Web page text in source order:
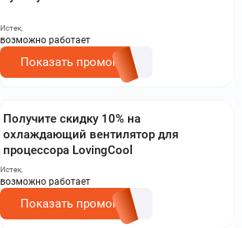
Истек,
возможно работает
Показать промокод
Получите скидку 10% на
охлаждающий вентилятор для
процессора LovingCool
Истек,
возможно работает
Показать промокод